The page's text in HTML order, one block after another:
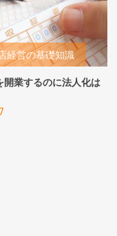
経営の基礎知識
開業するのに法人化は